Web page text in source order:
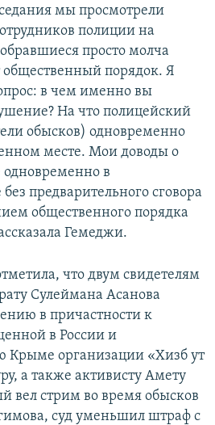
мы просмотрели
полиции на
просто молча
порядок. Я
в чем именно вы
На что полицейский
обысков) одновременно
месте. Мои доводы о
в
предварительного сговора
общественного порядка
Гемеджи.
что двум свидетелям
Сулеймана Асанова
в причастности к
в России и
Крыме организации «Хизб ут
а также активисту Амету
вел стрим во время обысков
суд уменьшил штраф с